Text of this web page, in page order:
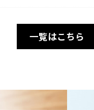
一覧はこちら